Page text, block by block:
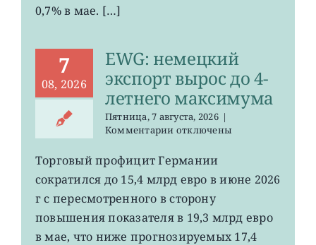
0,7% в мае. […]
7
08, 2026
EWG: немецкий
экспорт вырос до 4-
летнего максимума
Пятница, 7 августа, 2026 |
Комментариик
EWG:
немецкий
экспорт
вырос
4-
летнего
отключены
Торговый профицит Германии
сократился до 15,4 млрд евро в июне 2026
г с пересмотренного в сторону
повышения показателя в 19,3 млрд евро
в мае, что ниже прогнозируемых 17,4